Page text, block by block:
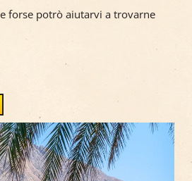
forse potrò aiutarvi a trovarne